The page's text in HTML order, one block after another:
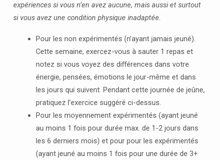
expériences si vous n’en avez aucune, mais aussi et surtout
si vous avez une condition physique inadaptée.
Pour les non expérimentés (n’ayant jamais jeuné).
Cette semaine, exercez-vous à sauter 1 repas et
notez si vous voyez des différences dans votre
énergie, pensées, émotions le jour-même et dans
les jours qui suivent. Pendant cette journée de jeûne,
pratiquez l’exercice suggéré ci-dessus.
Pour les moyennement expérimentés (ayant jeuné
au moins 1 fois pour durée max. de 1-2 jours dans
les 6 derniers mois) et pour pour les expérimentés
(ayant jeuné au moins 1 fois pour une durée de 3+